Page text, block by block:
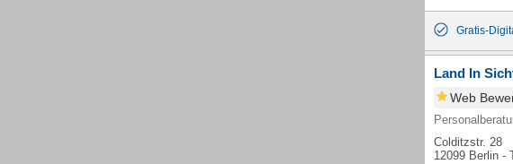
Gratis-
Land In
Web
Colditzstr. 28
12099 Berlin -